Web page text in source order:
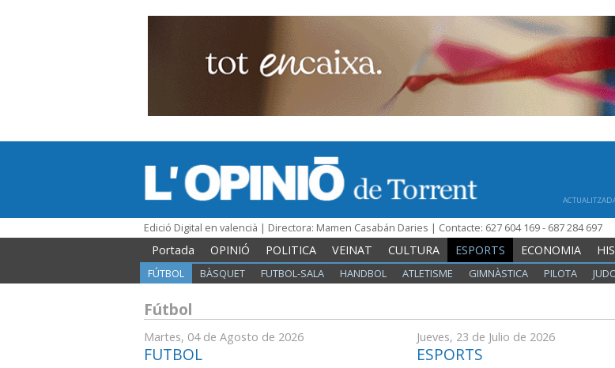
Edició Digital en valencià | Directora: Mamen Casabán Daries | Contacte: 627 604 169 - 687 284 697
Portada OPINIÓ POLITICA VEINAT CULTURA ESPORTS ECONOMIA
FÚTBOL BÀSQUET FUTBOL-SALA HANDBOL ATLETISME GIMNÀSTICA PILOTA
Fútbol
Martes, 04 de Agosto de 2026
FUTBOL
Jueves, 23 de Julio de 2026
ESPORTS